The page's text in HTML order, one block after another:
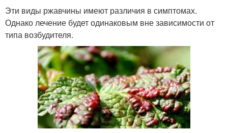
Эти виды ржавчины имеют различия в симптомах.
Однако лечение будет одинаковым вне зависимости от
типа возбудителя.